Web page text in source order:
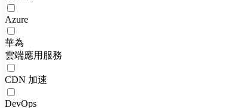
Azure
華為
雲端應用服務
CDN 加速
DevOps